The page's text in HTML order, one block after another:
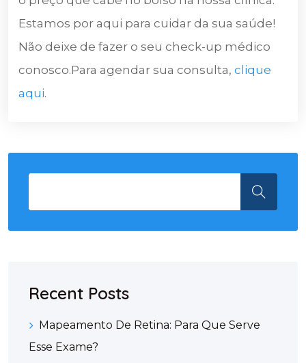
Estamos por aqui para cuidar da sua saúde!
Não deixe de fazer o seu check-up médico
conosco.Para agendar sua consulta, clique
aqui.
Recent Posts
Mapeamento De Retina: Para Que Serve
Esse Exame?